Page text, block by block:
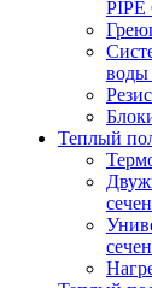
PIPE
воды
Теплый